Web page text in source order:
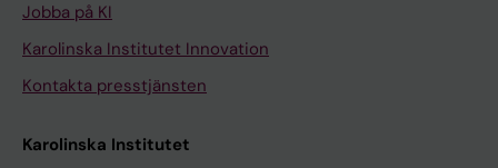
Jobba på KI
Karolinska Institutet Innovation
Kontakta presstjänsten
Karolinska Institutet